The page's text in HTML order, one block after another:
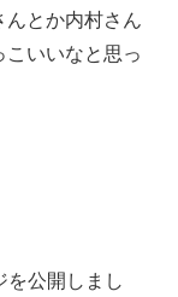
とか内村さん
いいなと思っ
公開しまし